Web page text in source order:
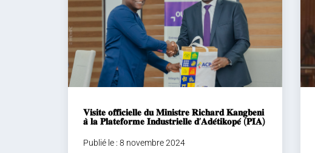
𝐕𝐢𝐬𝐢𝐭𝐞 𝐨𝐟𝐟𝐢𝐜𝐢𝐞𝐥𝐥𝐞 𝐝𝐮 𝐌𝐢𝐧𝐢𝐬𝐭𝐫𝐞 𝐑𝐢𝐜𝐡𝐚𝐫𝐝 𝐊𝐚𝐧𝐠𝐛𝐞𝐧𝐢
𝐚̀ 𝐥𝐚 𝐏𝐥𝐚𝐭𝐞𝐟𝐨𝐫𝐦𝐞 𝐈𝐧𝐝𝐮𝐬𝐭𝐫𝐢𝐞𝐥𝐥𝐞 𝐝’𝐀𝐝𝐞́𝐭𝐢𝐤𝐨𝐩𝐞́ (𝐏𝐈𝐀)
Publié le : 8 novembre 2024